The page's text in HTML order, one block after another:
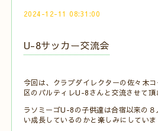
2024-12-11 08:31:00
U-8サッカー交流会
今回は、クラブダイレクターの佐々木
区のパルティレU-8さんと交流させて頂
ラソミーゴU-8の子供達は合宿以来の８
い成長しているのかと楽しみにしてい